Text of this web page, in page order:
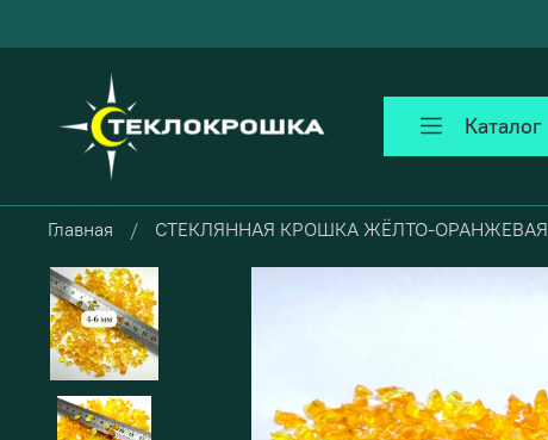
Каталог
Главная СТЕКЛЯННАЯ КРОШКА ЖЁЛТО-ОРАНЖЕВАЯ